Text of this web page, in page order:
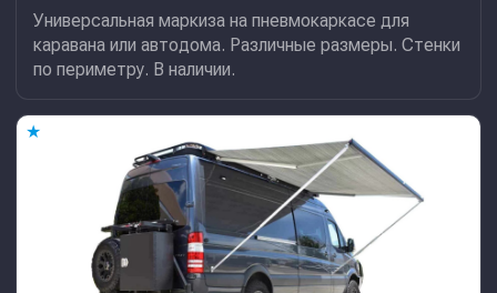
Универсальная маркиза на пневмокаркасе для
каравана или автодома. Различные размеры. Стенки
по периметру. В наличии.
★